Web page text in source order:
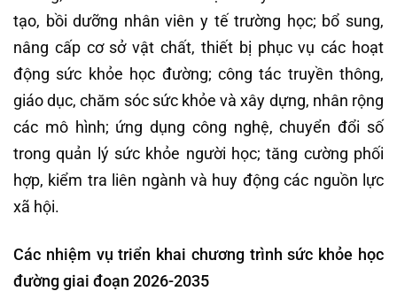
tạo, bồi dưỡng nhân viên y tế trường học; bổ sung,
nâng cấp cơ sở vật chất, thiết bị phục vụ các hoạt
động sức khỏe học đường; công tác truyền thông,
giáo dục, chăm sóc sức khỏe và xây dựng, nhân rộng
các mô hình; ứng dụng công nghệ, chuyển đổi số
trong quản lý sức khỏe người học; tăng cường phối
hợp, kiểm tra liên ngành và huy động các nguồn lực
xã hội.
Các nhiệm vụ triển khai chương trình sức khỏe học
đường giai đoạn 2026-2035